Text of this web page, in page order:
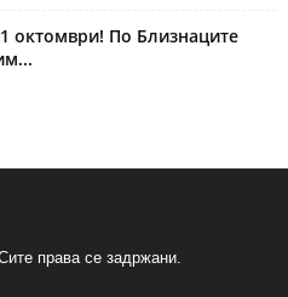
октомври! По Близнаците
права се задржани.